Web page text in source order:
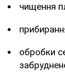
чищення
обробки